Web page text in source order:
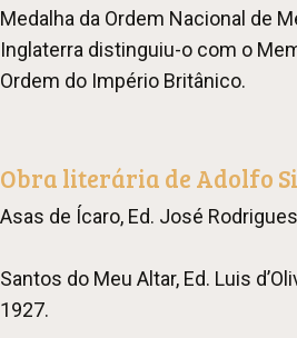
Medalha da Ordem Nacional de
Inglaterra distinguiu-o com o
Ordem do Império Britânico.
Obra literária de Adolfo
Asas de Ícaro, Ed. José
Santos do Meu Altar, Ed. Luis
1927.